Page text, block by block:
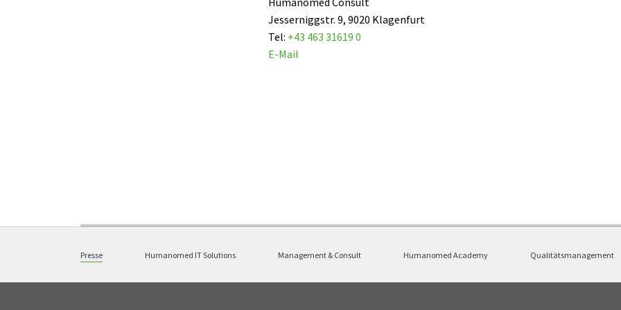
Jesserniggstr. 9, 9020 Klagenfurt
Tel: +43 463 31619 0
E-Mail
Presse Humanomed IT Solutions Management & Consult Humanomed Academy Qualitätsmanagement